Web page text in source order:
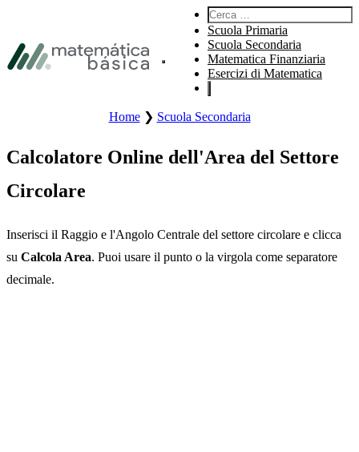
Vai al piè di pagina
Apre il menu principale del sito.
Cerca:
Scuola Primaria
Scuola Secondaria
Matematica Finanziaria
Esercizi di Matematica
Home❯ Scuola Secondaria
Calcolatore Online dell'Area del Settore
Circolare
Inserisci il Raggio e l'Angolo Centrale del settore circolare e clicca
su Calcola Area. Puoi usare il punto o la virgola come separatore
decimale.